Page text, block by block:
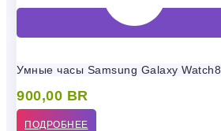
Умные часы Samsung Galaxy
900,00 BR
ПОДРОБНЕЕ